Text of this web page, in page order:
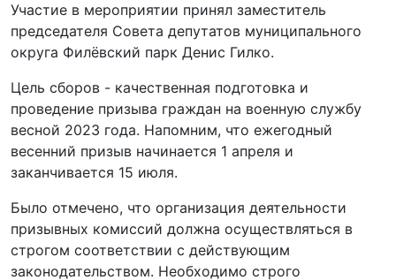
Участие в мероприятии принял заместитель
председателя Совета депутатов муниципального
округа Филёвский парк Денис Гилко.
Цель сборов - качественная подготовка и
проведение призыва граждан на военную службу
весной 2023 года. Напомним, что ежегодный
весенний призыв начинается 1 апреля и
заканчивается 15 июля.
Было отмечено, что организация деятельности
призывных комиссий должна осуществляться в
строгом соответствии с действующим
законодательством. Необходимо строго